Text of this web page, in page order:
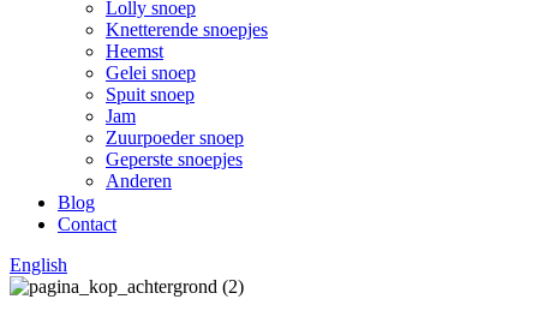
Lolly snoep
Knetterende snoepjes
Heemst
Gelei snoep
Spuit snoep
Jam
Zuurpoeder snoep
Geperste snoepjes
Anderen
Blog
Contact
English